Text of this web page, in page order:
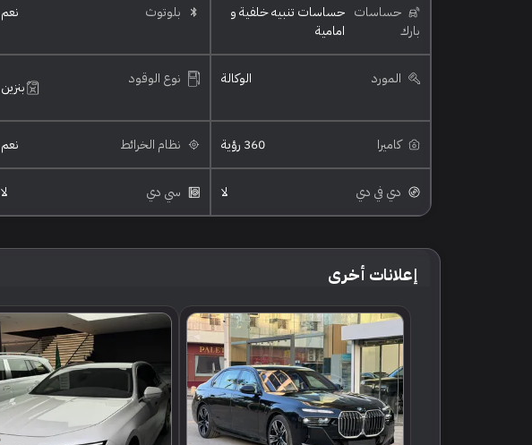
حساسات
بارك
حساسات تنبيه خلفية و
امامية
بلوتوث نعم
المورد الوكالة نوع الوقود بنزين
كاميرا 360 رؤية نظام الخرائط نعم
دي في دي لا سي دي لا
إعلانات أخرى